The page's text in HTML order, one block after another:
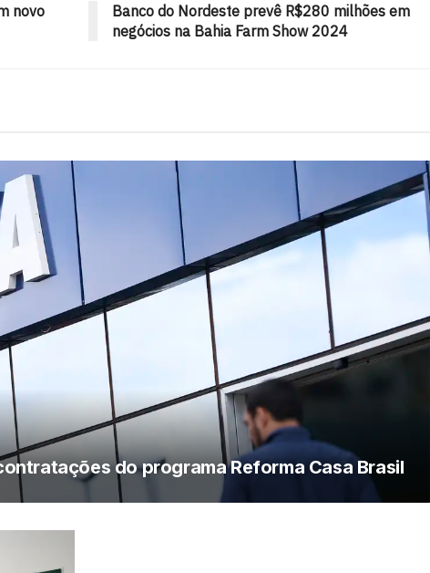
novo
Banco do Nordeste prevê R$280 milhões em
negócios na Bahia Farm Show 2024
do programa Reforma Casa Brasil